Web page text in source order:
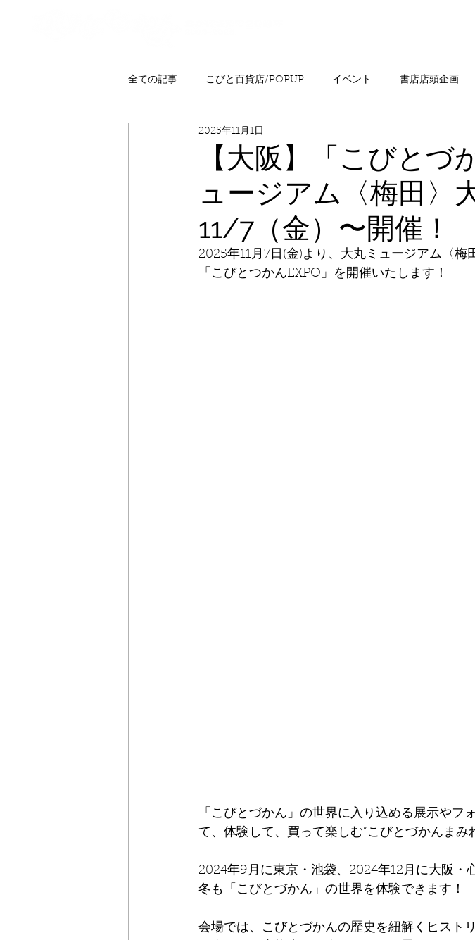
全ての記事 こびと百貨店/POPUP イベント 書店店頭企画
プレゼント ニュース
こびとはくぶつかん FAQ こびとづかんの町つるぎ
【大阪】「こびとづ
ュージアム〈梅田〉
11/7（金）〜開催！
2025年11月1日
2025年11月7日(金)より、大丸ミュージアム〈梅
「こびとつかんEXPO」を開催いたします！
「こびとづかん」の世界に⼊り込める展⽰やフ
て、体験して、買って楽しむ”こびとづかんまみ
2024年9月に東京・池袋、2024年12月に大阪・
冬も「こびとづかん」の世界を体験できます！
会場では、こびとづかんの歴史を紐解くヒスト